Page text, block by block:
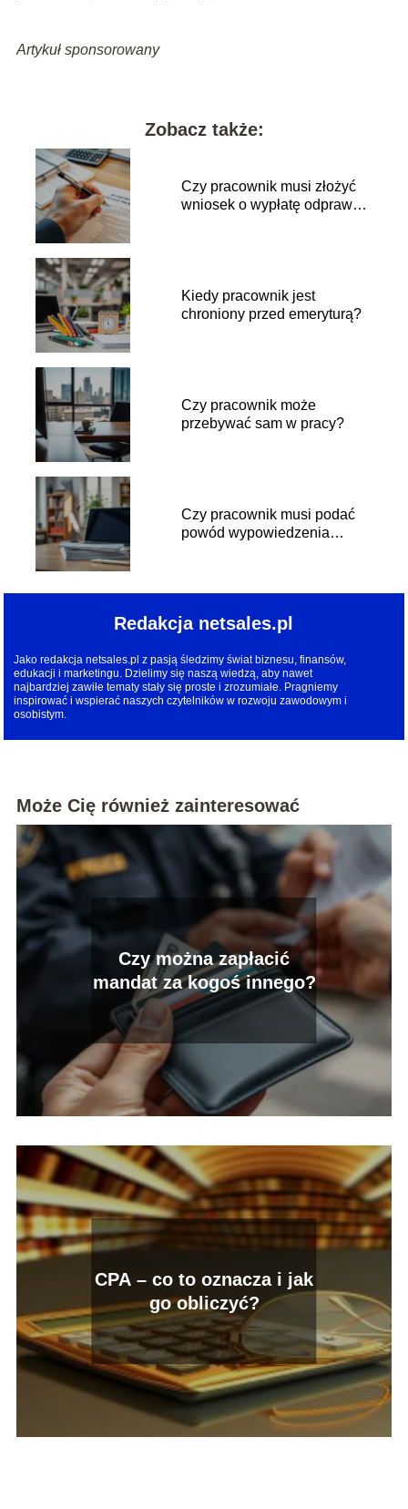
Artykuł sponsorowany
Zobacz także:
Czy pracownik musi złożyć
wniosek o wypłatę odprawy
Kiedy pracownik jest
chroniony przed emeryturą?
Czy pracownik może
przebywać sam w pracy?
Czy pracownik musi podać
powód wypowiedzenia
Redakcja netsales.pl
Jako redakcja netsales.pl z pasją śledzimy świat biznesu, finansów,
edukacji i marketingu. Dzielimy się naszą wiedzą, aby nawet
najbardziej zawiłe tematy stały się proste i zrozumiałe. Pragniemy
inspirować i wspierać naszych czytelników w rozwoju zawodowym i
osobistym.
Może Cię również zainteresować
Czy można zapłacić
mandat za kogoś innego?
CPA – co to oznacza i jak
go obliczyć?